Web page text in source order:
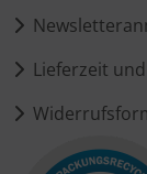
Lieferzeit